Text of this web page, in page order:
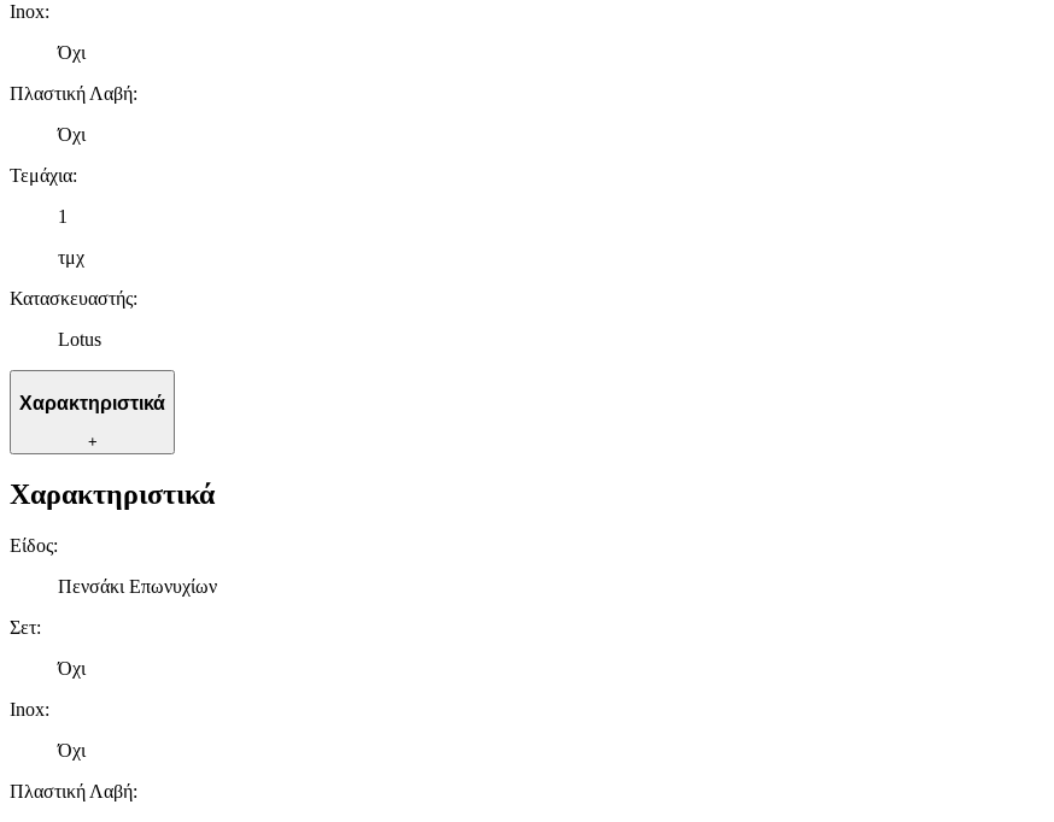
Inox:
Όχι
Πλαστική Λαβή:
Όχι
Τεμάχια:
1
τμχ
Κατασκευαστής:
Lotus
Χαρακτηριστικά
+
Χαρακτηριστικά
Είδος:
Πενσάκι Επωνυχίων
Σετ:
Όχι
Inox:
Όχι
Πλαστική Λαβή: